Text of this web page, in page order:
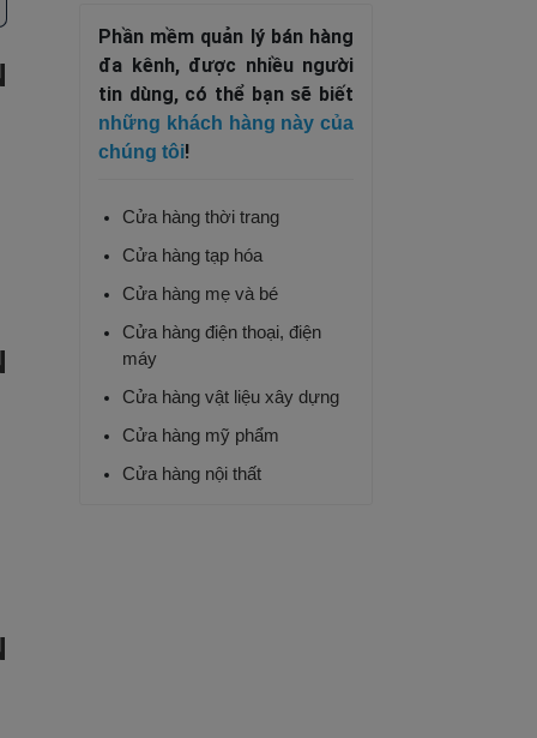
Phần mềm quản lý bán hàng
đa kênh, được nhiều người
tin dùng, có thể bạn sẽ biết
những khách hàng này của
chúng tôi!
Cửa hàng thời trang
Cửa hàng tạp hóa
Cửa hàng mẹ và bé
Cửa hàng điện thoại, điện
máy
Cửa hàng vật liệu xây dựng
Cửa hàng mỹ phẩm
Cửa hàng nội thất